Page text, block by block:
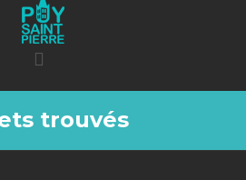
trouvés